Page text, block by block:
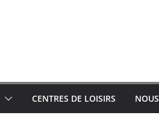
CENTRES DE LOISIRS